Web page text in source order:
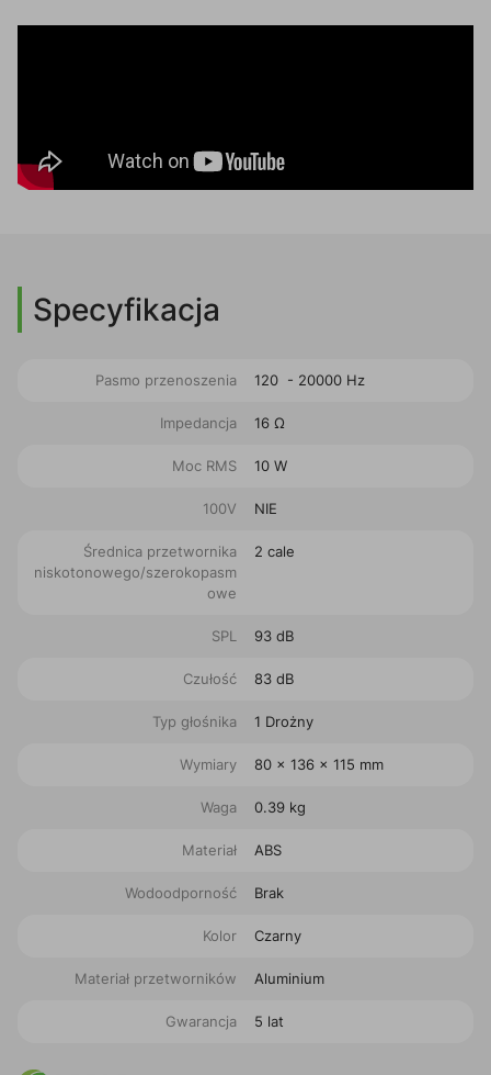
Specyfikacja
Pasmo przenoszenia 120 - 20000 Hz
Impedancja 16 Ω
Moc RMS 10 W
100V NIE
Średnica przetwornika
niskotonowego/szerokopasm
owe
2 cale
SPL 93 dB
Czułość 83 dB
Typ głośnika 1 Drożny
Wymiary 80 x 136 x 115 mm
Waga 0.39 kg
Materiał ABS
Wodoodporność Brak
Kolor Czarny
Materiał przetworników Aluminium
Gwarancja 5 lat